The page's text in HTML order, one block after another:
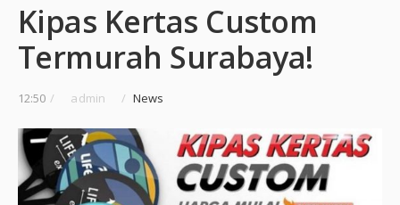
Kipas Kertas Custom
Termurah Surabaya!
12:50 / admin / News